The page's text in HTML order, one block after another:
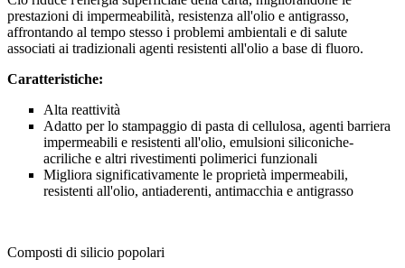
prestazioni di impermeabilità, resistenza all'olio e antigrasso,
affrontando al tempo stesso i problemi ambientali e di salute
associati ai tradizionali agenti resistenti all'olio a base di fluoro.
Caratteristiche:
Alta reattività
Adatto per lo stampaggio di pasta di cellulosa, agenti barriera
impermeabili e resistenti all'olio, emulsioni siliconiche-
acriliche e altri rivestimenti polimerici funzionali
Migliora significativamente le proprietà impermeabili,
resistenti all'olio, antiaderenti, antimacchia e antigrasso
Composti di silicio popolari